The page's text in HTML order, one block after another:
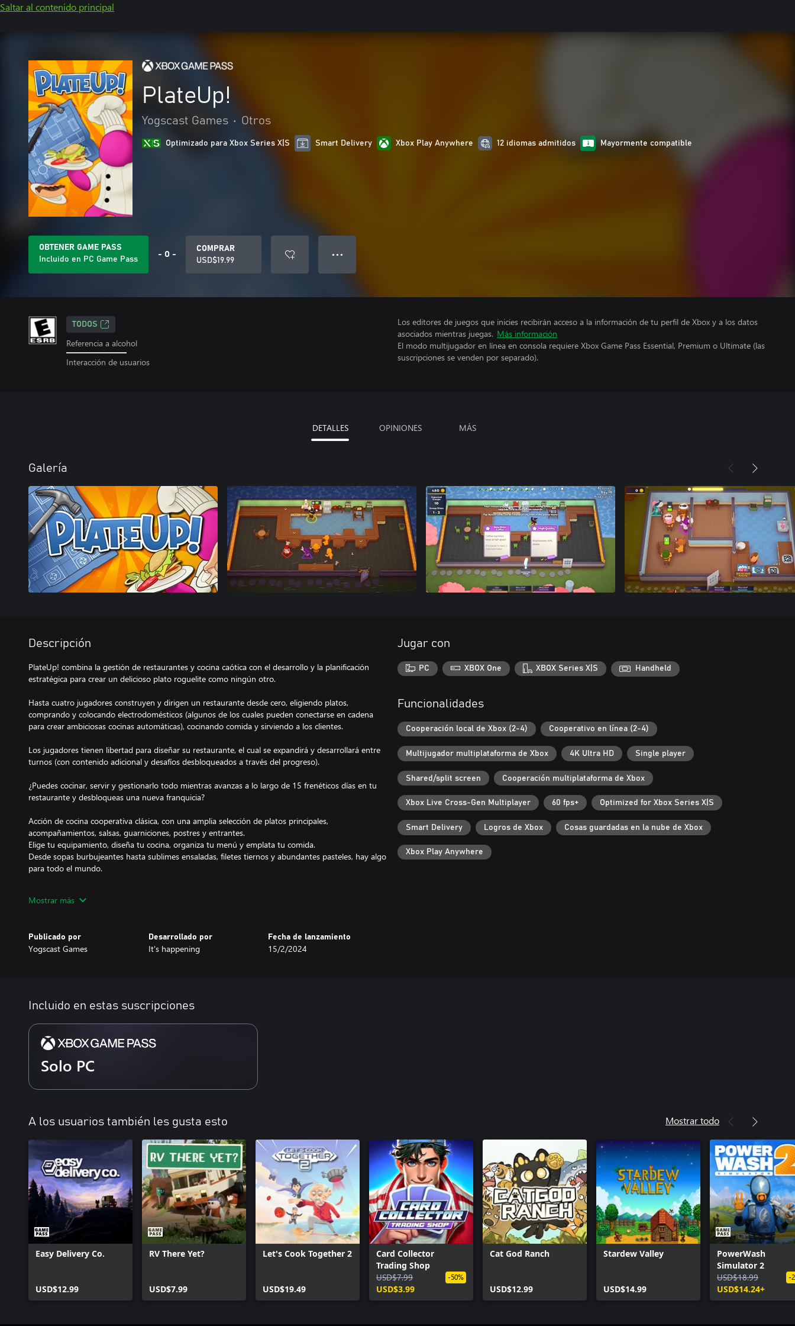
Saltar al contenido principal
PlateUp!
Yogscast Games • Otros
Optimizado para Xbox Series X|S Smart Delivery Xbox Play Anywhere 12 idiomas admitidos Mayormente compatible
OBTENER GAME PASS
Incluido en PC Game Pass
- O -
COMPRAR
USD$19.99
● ● ●
TODOS
Referencia a alcohol
Interacción de usuarios
Los editores de juegos que inicies recibirán acceso a la información de tu perfil de Xbox y a los datos
asociados mientras juegas. Más información
El modo multijugador en línea en consola requiere Xbox Game Pass Essential, Premium o Ultimate (las
suscripciones se venden por separado).
DETALLES OPINIONES MÁS
Galería
Descripción
PlateUp! combina la gestión de restaurantes y cocina caótica con el desarrollo y la planificación
estratégica para crear un delicioso plato roguelite como ningún otro.
Hasta cuatro jugadores construyen y dirigen un restaurante desde cero, eligiendo platos,
comprando y colocando electrodomésticos (algunos de los cuales pueden conectarse en cadena
para crear ambiciosas cocinas automáticas), cocinando comida y sirviendo a los clientes.
Los jugadores tienen libertad para diseñar su restaurante, el cual se expandirá y desarrollará entre
turnos (con contenido adicional y desafíos desbloqueados a través del progreso).
¿Puedes cocinar, servir y gestionarlo todo mientras avanzas a lo largo de 15 frenéticos días en tu
restaurante y desbloqueas una nueva franquicia?
Acción de cocina cooperativa clásica, con una amplia selección de platos principales,
acompañamientos, salsas, guarniciones, postres y entrantes.
Elige tu equipamiento, diseña tu cocina, organiza tu menú y emplata tu comida.
Desde sopas burbujeantes hasta sublimes ensaladas, filetes tiernos y abundantes pasteles, hay algo
para todo el mundo.
Equipa tu restaurante para atraer una mayor variedad de clientes y entrégales lo que necesitan,
Supera tus objetivos y eleva tu franquicia a otro nivel en una nueva ubicación, llevando contigo
nuevos desbloqueos y mejoras.
¿Quieres optar por la alta tecnología? Instala dos hornos-turbo, pon más cintas transportadoras y
haz hueco para la cocina robótica del futuro.
¿Te apetece algo más... elegante? Organiza tu colección de arte, pon ese papel pintado, recluta a un
amigo como metre y prepárate para ofrecer la experiencia culinaria más top.
Supera tus objetivos y comienza de nuevo en tu siguiente ubicación, llevando contigo nuevos
desbloqueos y mejoras.
Dale forma a tu marca centrándote en las cenas gourmet o perfecciona tu franquicia de comida
Cada restaurante se va generando con su propio ambiente, clientes y condiciones.
Vuelve a la oficina de tu franquicia para ver tus logros, personalizar tus personajes y mejorar tu kit,
Mostrar más
Publicado por
Yogscast Games
Desarrollado por
It's happening
Fecha de lanzamiento
15/2/2024
Jugar con
PC XBOX One XBOX Series X|S Handheld
Funcionalidades
Cooperación local de Xbox (2-4) Cooperativo en línea (2-4)
Multijugador multiplataforma de Xbox 4K Ultra HD Single player
Shared/split screen Cooperación multiplataforma de Xbox
Xbox Live Cross-Gen Multiplayer 60 fps+ Optimized for Xbox Series X|S
Smart Delivery Logros de Xbox Cosas guardadas en la nube de Xbox
Xbox Play Anywhere
Incluido en estas suscripciones
Solo PC
A los usuarios también les gusta esto Mostrar todo
Easy Delivery Co.
USD$12.99
RV There Yet?
USD$7.99
Let's Cook Together 2
USD$19.49
Card Collector
Trading Shop
USD$7.99
USD$3.99
-50%
Cat God Ranch
USD$12.99
Stardew Valley
USD$14.99
PowerWash
Simulator 2
USD$18.99
USD$14.24+
-